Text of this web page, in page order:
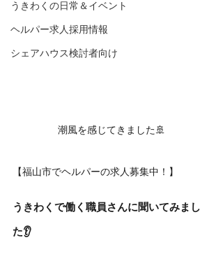
うきわくの日常＆イベント
ヘルパー求人採用情報
シェアハウス検討者向け
潮風を感じてきました🚢
【福山市でヘルパーの求人募集中！】
うきわくで働く職員さんに聞いてみまし
た👂